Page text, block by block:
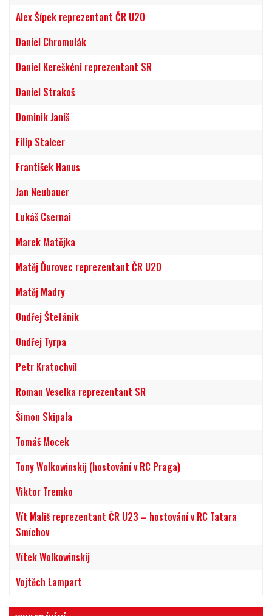
Alex Šípek reprezentant ČR U20
Daniel Chromulák
Daniel Kereškéni reprezentant SR
Daniel Strakoš
Dominik Janiš
Filip Stalcer
František Hanus
Jan Neubauer
Lukáš Csernai
Marek Matějka
Matěj Ďurovec reprezentant ČR U20
Matěj Madry
Ondřej Štefánik
Ondřej Tyrpa
Petr Kratochvíl
Roman Veselka reprezentant SR
Šimon Skipala
Tomáš Mocek
Tony Wolkowinskij (hostování v RC Praga)
Viktor Tremko
Vít Mališ reprezentant ČR U23 – hostování v RC Tatara
Smíchov
Vítek Wolkowinskij
Vojtěch Lampart